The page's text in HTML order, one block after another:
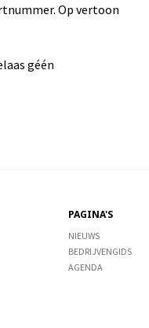
Op vertoon
géén
PAGINA'S
NIEUWS
BEDRIJVENGIDS
AGENDA